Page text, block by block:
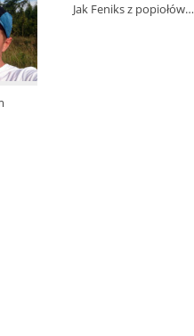
Jak Feniks z popiołów…